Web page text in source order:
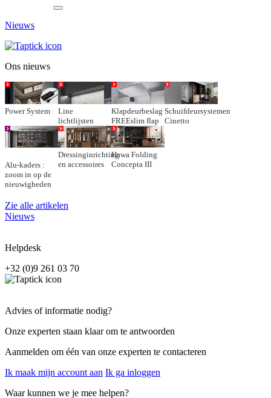
Nieuws
Ons nieuws
Power System
Line
lichtlijsten
Klapdeurbeslag
FREEslim flap
Schuifdeursystemen
Cinetto
Alu-kaders :
zoom in op de
nieuwigheden
Dressinginrichting
en accessoires
Hawa Folding
Concepta III
Zie alle artikelen
Nieuws
Helpdesk
+32 (0)9 261 03 70
Advies of informatie nodig?
Onze experten staan klaar om te antwoorden
Aanmelden om één van onze experten te contacteren
Ik maak mijn account aan Ik ga inloggen
Waar kunnen we je mee helpen?